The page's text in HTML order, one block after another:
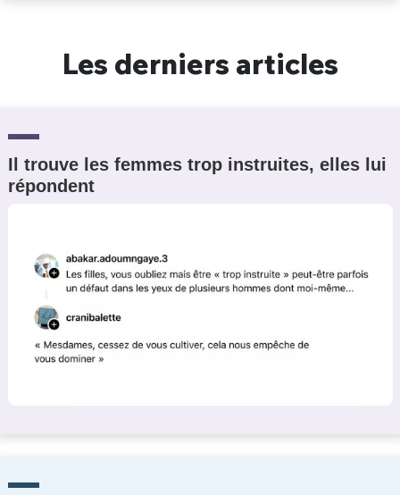
Les derniers articles
Il trouve les femmes trop instruites, elles lui
répondent